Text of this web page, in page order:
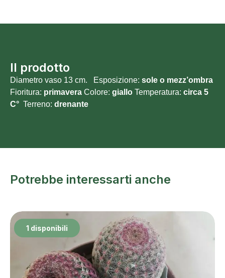
Il prodotto
Diametro vaso 13 cm. Esposizione: sole o mezz’ombra
Fioritura: primavera Colore: giallo Temperatura: circa 5
C° Terreno: drenante
Potrebbe interessarti anche
1 disponibili